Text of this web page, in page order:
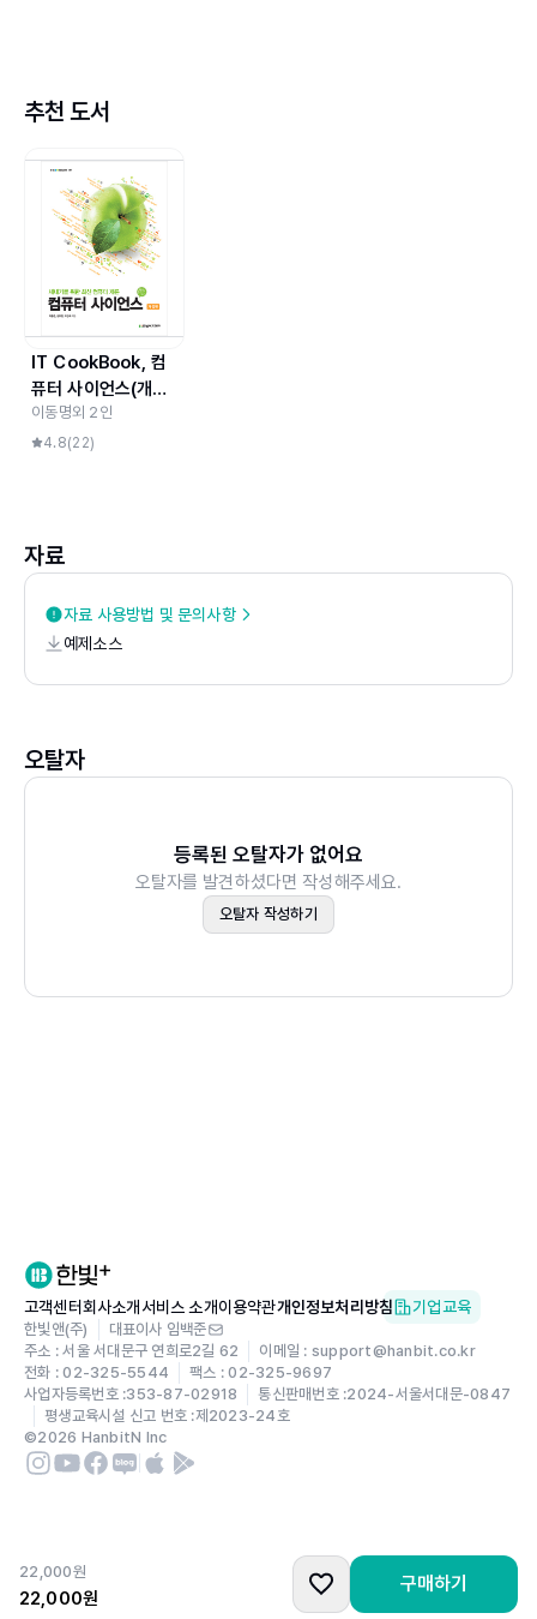
Chapter 04 운영체제
01 운영체제의 개요
02 프로세스 관리
03 주기억장치 관리
04 파일 관리
요약/연습문제
[하나 더 알기] 모바일 기기에도 운영체제가 있을까?
Chapter 05 프로그래밍 언어
_파이선으로 키우는 컴퓨팅 사고력
03 연산자와 제어 구조
04 함수
05 프로그래밍 응용
요약/연습문제
[하나 더 알기] 파이선 라이브러리 함수에는 어떤 것들이 있
Chapter 06 자료구조
01 자료구조의 개요
02 배열과 연결 리스트
요약/연습문제
Chapter 08 데이터베이스
_방대한 데이터를 다루는 기술
01 데이터베이스의 개요
02 관계형 데이터베이스
Chapter 09 네트워크와 인터넷
추천 도서
IT CookBook, 컴
퓨터 사이언스(개정
판) : 새내기를 위한
최신 컴퓨터 개론
이동명외 2 인
4.8(22)
자료
자료 사용방법 및 문의사항
예제소스
오탈자
등록된 오탈자가 없어요
오탈자를 발견하셨다면 작성해주세요.
오탈자 작성하기
22,000원
22,000원
구매하기
고객센터회사소개서비스 소개이용약관개인정보처리방침 기업교육
한빛앤(주)
대표이사 임백준
주소 : 서울 서대문구 연희로2길 62
이메일 : support@hanbit.co.kr
전화 : 02-325-5544
팩스 : 02-325-9697
사업자등록번호 :353-87-02918 통신판매번호 :2024-서울서대문-0847
평생교육시설 신고 번호 :제2023-24호
©2026 HanbitN Inc